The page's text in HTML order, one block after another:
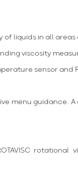
– ۰۲۱ در ارتباط باشید
of liquids in all
viscosity
sensor and
menu